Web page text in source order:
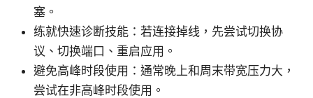
塞。
练就快速诊断技能：若连接掉线，先尝试切换协
议、切换端口、重启应用。
避免高峰时段使用：通常晚上和周末带宽压力大，
尝试在非高峰时段使用。